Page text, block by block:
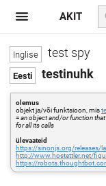
test spy
testinuhk
olemus
objekt ja/või funktsioon, mis
=an object and/or function
for all its calls
ülevaateid
https://sinonjs.org/releases/
http://www.hostettler.net/
https://
AKIT